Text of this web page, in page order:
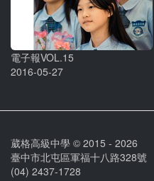
電子報VOL.15
2016-05-27
葳格高級中學 © 2015 - 2026
臺中市北屯區軍福十八路328號
(04) 2437-1728